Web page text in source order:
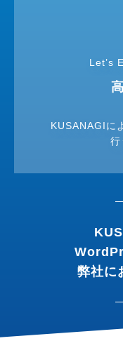
Let’s
KUSANAGIに
行
弊社に